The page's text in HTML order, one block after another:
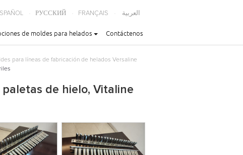
РУССКИЙ FRANÇAIS العربية
de moldes para helados Contáctenos
para líneas de fabricación de helados Versaline
de hielo, Vitaline